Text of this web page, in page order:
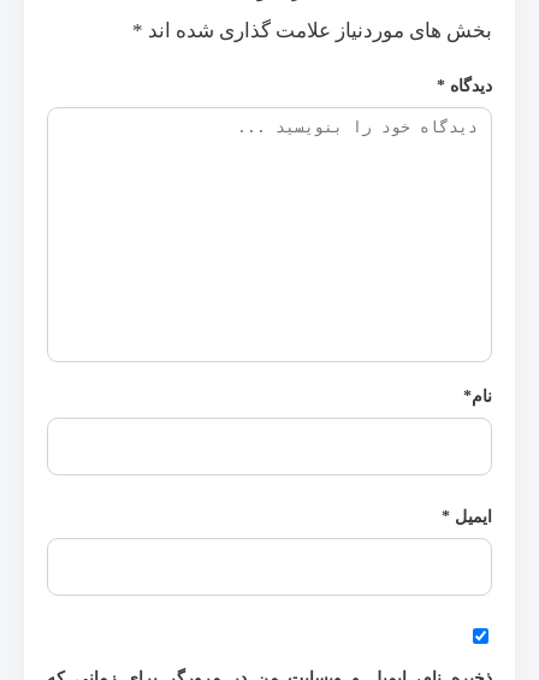
بخش های موردنیاز علامت گذاری شده اند *
دیدگاه *
نام*
ایمیل *